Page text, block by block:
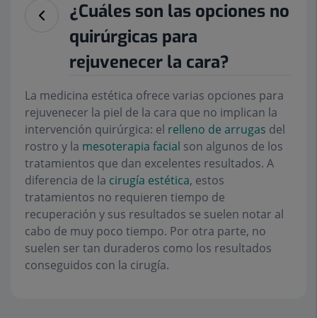
¿Cuáles son las opciones no
quirúrgicas para
rejuvenecer la cara?
La medicina estética ofrece varias opciones para
rejuvenecer la piel de la cara que no implican la
intervención quirúrgica: el relleno de arrugas del
rostro y la mesoterapia facial son algunos de los
tratamientos que dan excelentes resultados. A
diferencia de la cirugía estética, estos
tratamientos no requieren tiempo de
recuperación y sus resultados se suelen notar al
cabo de muy poco tiempo. Por otra parte, no
suelen ser tan duraderos como los resultados
conseguidos con la cirugía.